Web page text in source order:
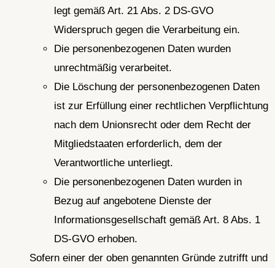
legt gemäß Art. 21 Abs. 2 DS-GVO
Widerspruch gegen die Verarbeitung ein.
Die personenbezogenen Daten wurden
unrechtmäßig verarbeitet.
Die Löschung der personenbezogenen Daten
ist zur Erfüllung einer rechtlichen Verpflichtung
nach dem Unionsrecht oder dem Recht der
Mitgliedstaaten erforderlich, dem der
Verantwortliche unterliegt.
Die personenbezogenen Daten wurden in
Bezug auf angebotene Dienste der
Informationsgesellschaft gemäß Art. 8 Abs. 1
DS-GVO erhoben.
Sofern einer der oben genannten Gründe zutrifft und